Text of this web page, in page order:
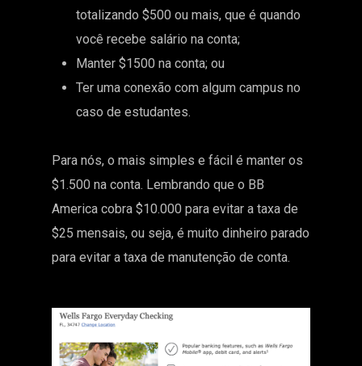
totalizando $500 ou mais, que é quando
você recebe salário na conta;
Manter $1500 na conta; ou
Ter uma conexão com algum campus no
caso de estudantes.
Para nós, o mais simples e fácil é manter os
$1.500 na conta. Lembrando que o BB
America cobra $10.000 para evitar a taxa de
$25 mensais, ou seja, é muito dinheiro parado
para evitar a taxa de manutenção de conta.